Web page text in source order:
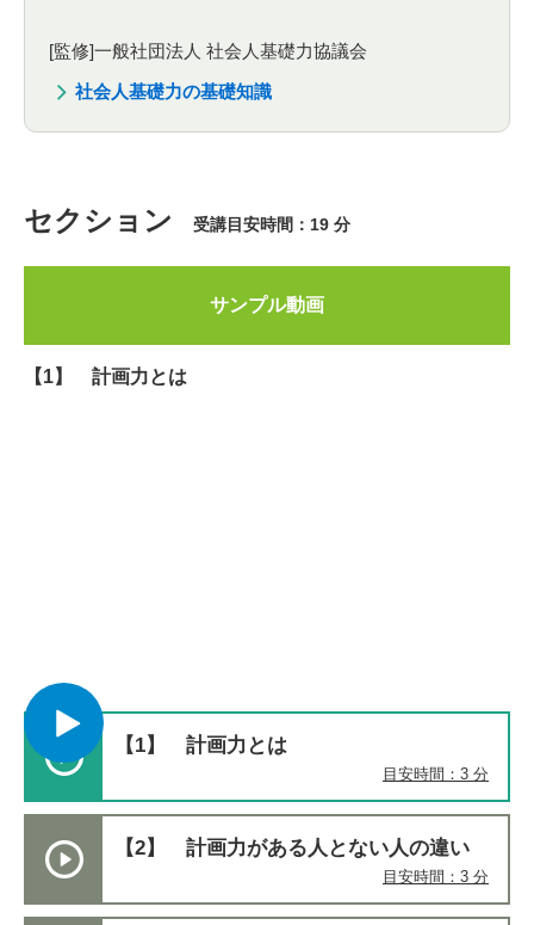
[監修]一般社団法人 社会人基礎力協議会
社会人基礎力の基礎知識
セクション 受講目安時間：19 分
【1】 計画力とは
目安時間：3 分
【2】 計画力がある人とない人の違い
目安時間：3 分
サンプル動画
【1】 計画力とは